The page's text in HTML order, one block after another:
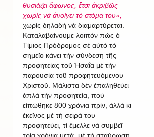
θυσιάζει ἄφωνος, ἔτσι ἀκριβῶς
χωρίς νά ἀνοίγει τό στόμα του»,
χωρίς δηλαδή νά διαμαρτύρεται.
Καταλαβαίνουμε λοιπόν πώς ὁ
Τίμιος Πρόδρομος σέ αὐτό τό
σημεῖο κάνει τήν σύνδεση τῆς
προφητείας τοῦ Ἠσαΐα μέ τήν
παρουσία τοῦ προφητευόμενου
Χριστοῦ. Μάλιστα δέν ἐπαληθεύει
ἁπλά τήν προφητεία, πού
εἰπώθηκε 800 χρόνια πρίν, ἀλλά κι
ἐκεῖνος μέ τή σειρά του
προφητεύει, τί ἔμελλε νά συμβεῖ